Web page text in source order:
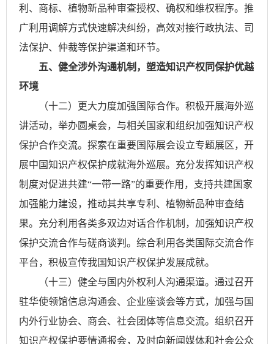
利、商标、植物新品种审查授权、确权和维权程序。推
广利用调解方式快速解决纠纷，高效对接行政执法、司
法保护、仲裁等保护渠道和环节。
五、健全涉外沟通机制，塑造知识产权同保护优越
环境
（十二）更大力度加强国际合作。积极开展海外巡
讲活动，举办圆桌会，与相关国家和组织加强知识产权
保护合作交流。探索在重要国际展会设立专题展区，开
展中国知识产权保护成就海外巡展。充分发挥知识产权
制度对促进共建“一带一路”的重要作用，支持共建国家
加强能力建设，推动其共享专利、植物新品种审查结
果。充分利用各类多双边对话合作机制，加强知识产权
保护交流合作与磋商谈判。综合利用各类国际交流合作
平台，积极宣传我国知识产权保护发展成就。
（十三）健全与国内外权利人沟通渠道。通过召开
驻华使领馆信息沟通会、企业座谈会等方式，加强与国
内外行业协会、商会、社会团体等信息交流。组织召开
知识产权保护要情通报会，及时向新闻媒体和社会公众